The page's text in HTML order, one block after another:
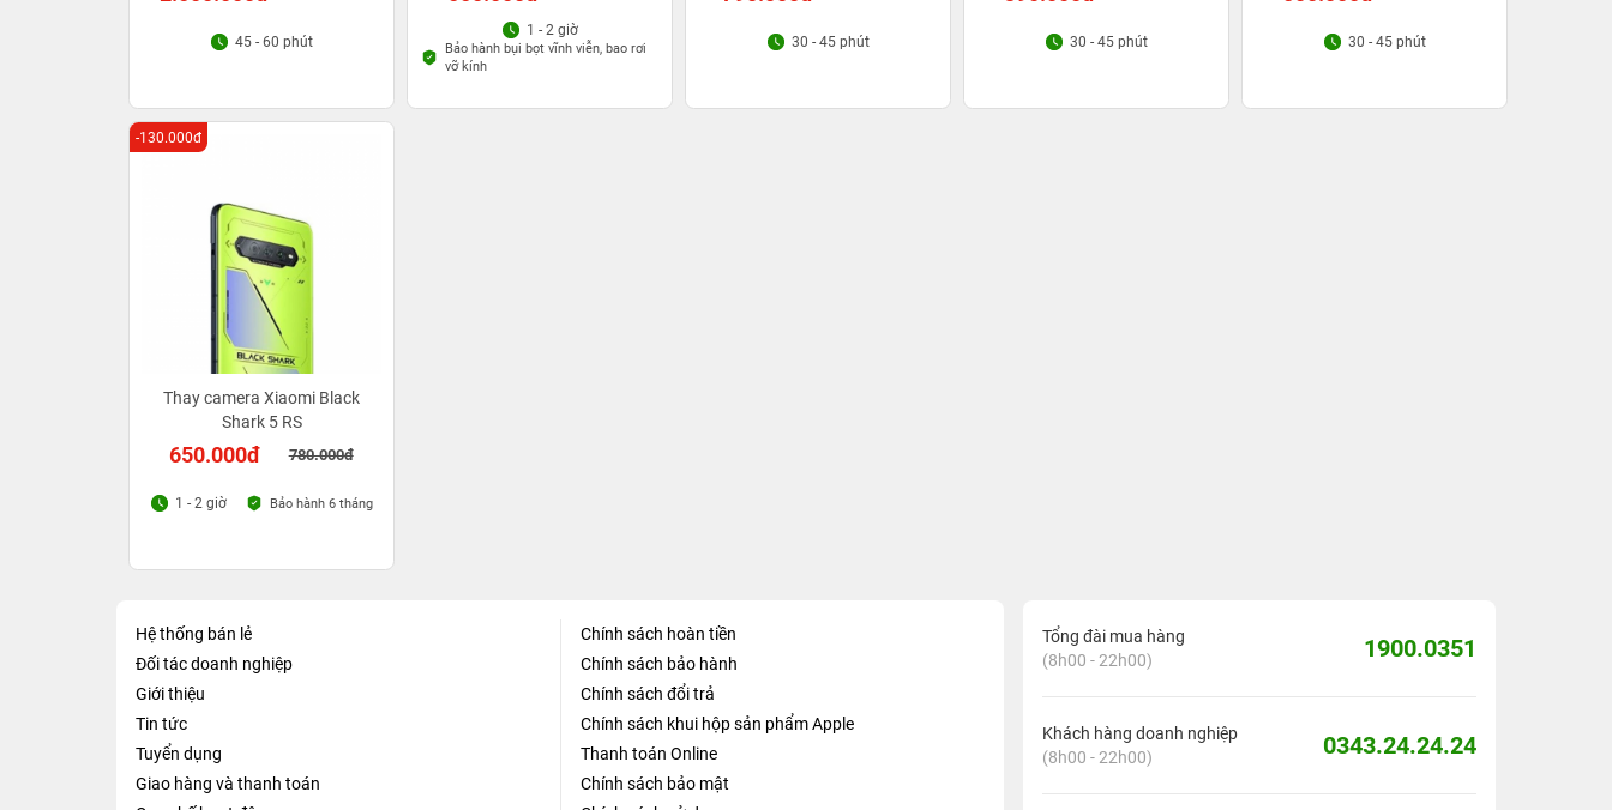
45 - 60 phút
1 - 2 giờ
Bảo hành bụi bọt vĩnh viễn, bao rơi
vỡ kính
30 - 45 phút 30 - 45 phút 30 - 45 phút
Thay camera Xiaomi Black
Shark 5 RS
650.000đ 780.000đ
-130.000đ
1 - 2 giờ Bảo hành 6 tháng
Hệ thống bán lẻ
Đối tác doanh nghiệp
Giới thiệu
Tin tức
Tuyển dụng
Giao hàng và thanh toán
Chính sách hoàn tiền
Chính sách bảo hành
Chính sách đổi trả
Chính sách khui hộp sản phẩm Apple
Thanh toán Online
Chính sách bảo mật
Tổng đài mua hàng
(8h00 - 22h00)
1900.0351
Khách hàng doanh nghiệp
(8h00 - 22h00)
0343.24.24.24